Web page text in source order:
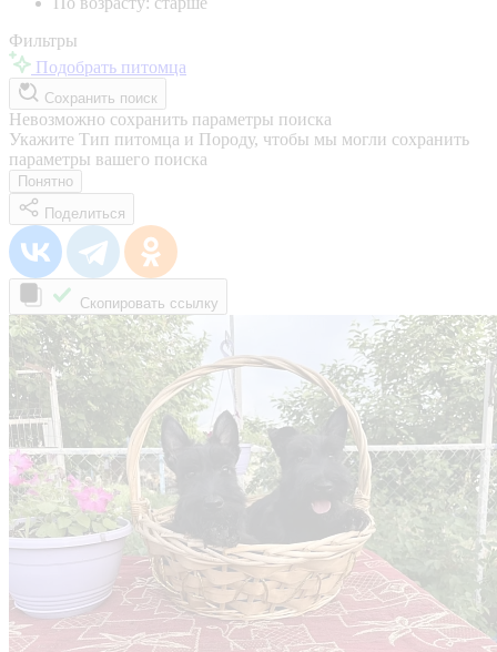
Фильтры
Подобрать питомца
Сохранить поиск
Невозможно сохранить параметры поиска
Укажите Тип питомца и Породу, чтобы мы могли сохранить
параметры вашего поиска
Понятно
Поделиться
Скопировать ссылку